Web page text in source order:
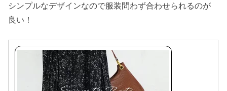
シンプルなデザインなので服装問わず合わせられるのが
良い！